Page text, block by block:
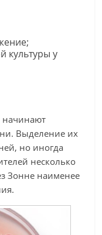
культуры у
начинают
Выделение их
но иногда
несколько
Зонне наименее